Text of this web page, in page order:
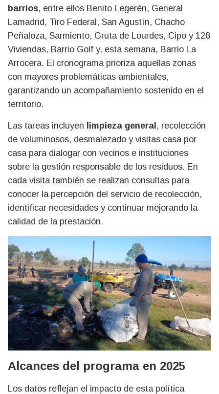
barrios, entre ellos Benito Legerén, General
Lamadrid, Tiro Federal, San Agustín, Chacho
Peñaloza, Sarmiento, Gruta de Lourdes, Cipo y 128
Viviendas, Barrio Golf y, esta semana, Barrio La
Arrocera. El cronograma prioriza aquellas zonas
con mayores problemáticas ambientales,
garantizando un acompañamiento sostenido en el
territorio.
Las tareas incluyen limpieza general, recolección
de voluminosos, desmalezado y visitas casa por
casa para dialogar con vecinos e instituciones
sobre la gestión responsable de los residuos. En
cada visita también se realizan consultas para
conocer la percepción del servicio de recolección,
identificar necesidades y continuar mejorando la
calidad de la prestación.
Alcances del programa en 2025
Los datos reflejan el impacto de esta política